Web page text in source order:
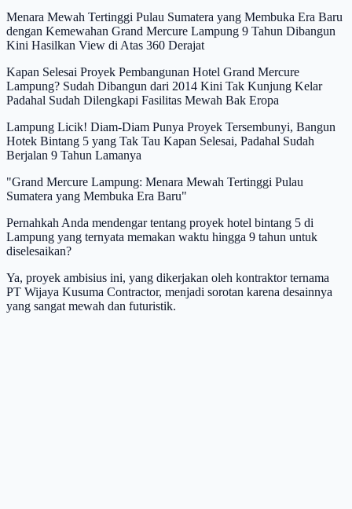
Menara Mewah Tertinggi Pulau Sumatera yang Membuka Era Baru
dengan Kemewahan Grand Mercure Lampung 9 Tahun Dibangun
Kini Hasilkan View di Atas 360 Derajat
Kapan Selesai Proyek Pembangunan Hotel Grand Mercure
Lampung? Sudah Dibangun dari 2014 Kini Tak Kunjung Kelar
Padahal Sudah Dilengkapi Fasilitas Mewah Bak Eropa
Lampung Licik! Diam-Diam Punya Proyek Tersembunyi, Bangun
Hotek Bintang 5 yang Tak Tau Kapan Selesai, Padahal Sudah
Berjalan 9 Tahun Lamanya
"Grand Mercure Lampung: Menara Mewah Tertinggi Pulau
Sumatera yang Membuka Era Baru"
Pernahkah Anda mendengar tentang proyek hotel bintang 5 di
Lampung yang ternyata memakan waktu hingga 9 tahun untuk
diselesaikan?
Ya, proyek ambisius ini, yang dikerjakan oleh kontraktor ternama
PT Wijaya Kusuma Contractor, menjadi sorotan karena desainnya
yang sangat mewah dan futuristik.